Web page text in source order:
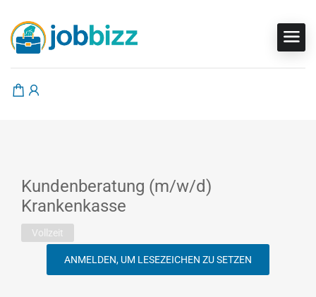
Kundenberatung (m/w/d)
Krankenkasse
Vollzeit
ANMELDEN, UM LESEZEICHEN ZU SETZEN